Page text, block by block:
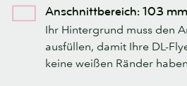
Anschnittbereich: 103
Ihr Hintergrund muss den
ausfüllen, damit Ihre DL-
keine weißen Ränder